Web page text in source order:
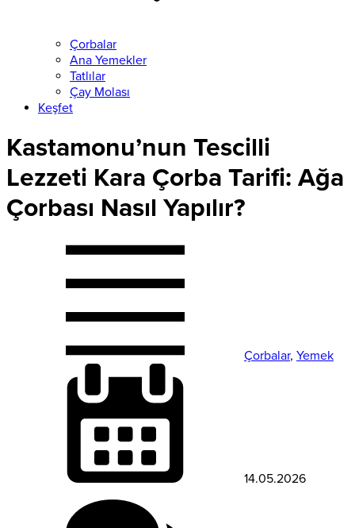
Çorbalar
Ana Yemekler
Tatlılar
Çay Molası
Keşfet
Kastamonu’nun Tescilli
Lezzeti Kara Çorba Tarifi: Ağa
Çorbası Nasıl Yapılır?
Çorbalar, Yemek
14.05.2026